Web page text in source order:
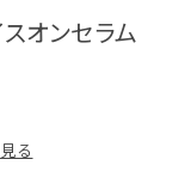
オンセラム
る